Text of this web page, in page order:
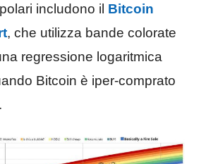
includono il Bitcoin
, che utilizza bande colorate
regressione logaritmica
Bitcoin è iper-comprato